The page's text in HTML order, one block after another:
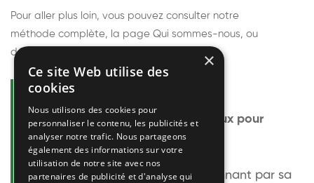
Pour aller plus loin, vous pouvez consulter notre
méthode complète, la page Qui sommes-nous, ou
découvrir
Questions fréquentes
Le frelon européen est-il dangereux pour
l'homme ?
Le frelon européen est impressionnant par sa
×
Ce site Web utilise des
cookies
Nous utilisons des cookies pour
personnaliser le contenu, les publicités et
analyser notre trafic. Nous partageons
également des informations sur votre
utilisation de notre site avec nos
partenaires de publicité et d'analyse qui